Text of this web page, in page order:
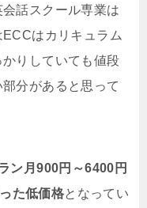
話スクール専業は
はカリキュラム
りしていても値段
分があると思って
ン月900円～6400円
た低価格となってい